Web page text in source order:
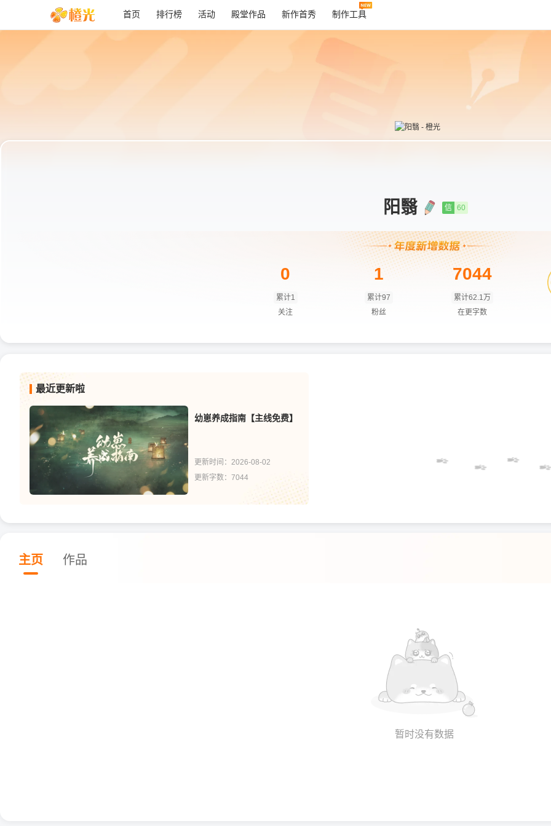
首页 排行榜 活动 殿堂作品 新作首秀 制作工具
阳翳 信 60
0
累计1
关注
1
累计97
粉丝
7044
累计62.1万
在更字数
最近更新啦
幼崽养成指南【主线免费】
更新时间：2026-08-02
更新字数：7044
主页 作品
暂时没有数据